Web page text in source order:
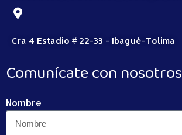
Cra 4 Estadio # 22-33 - Ibagué-Tolima
Comunícate con nosotros
Nombre